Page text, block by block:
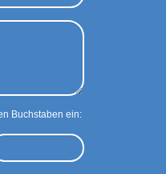
Buchstaben ein: